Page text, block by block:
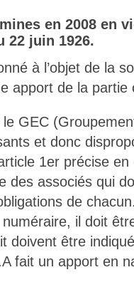
en 2008 en
22 juin 1926.
à l’objet de la
apport de la partie
GEC
et donc
1er précise
des associés qui
de
numéraire, il doit
doivent être
fait un apport en